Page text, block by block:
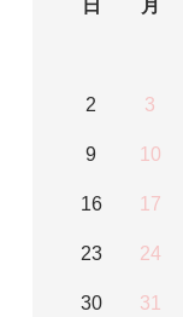
日
月
2 3
9 10
16 17
23 24
30 31